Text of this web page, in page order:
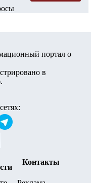
портал о
в
Контакты